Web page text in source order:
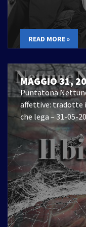
READ MORE »
MAGGIO 31,
Puntatona
affettive: tradotte
che lega – 31-05-